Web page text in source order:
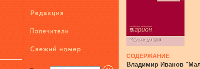
СОДЕРЖАНИЕ
Владимир Иванов